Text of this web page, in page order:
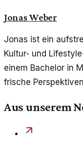
Jonas Weber
Jonas ist ein
Kultur- und
einem Bachelor in
frische
Aus unserem